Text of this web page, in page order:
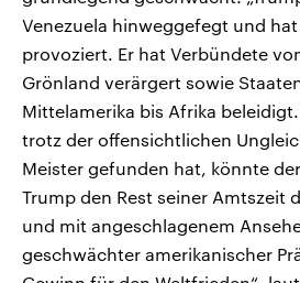
Venezuela hinweggefegt und hat
provoziert. Er hat Verbündete
Grönland verärgert sowie
Mittelamerika bis Afrika
trotz der offensichtlichen
Meister gefunden hat, könnte
Trump den Rest seiner Amtszeit
und mit angeschlagenem
geschwächter amerikanischer